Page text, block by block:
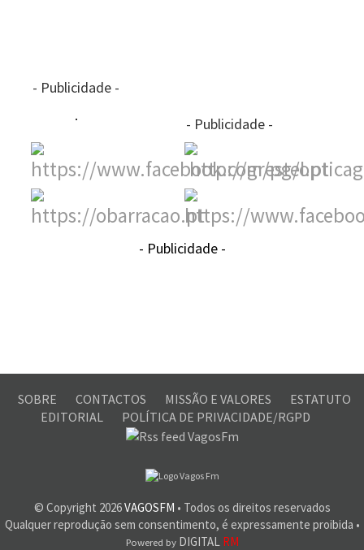
- Publicidade -
- Publicidade -
- Publicidade -
SOBRE CONTACTOS MISSÃO E VALORES
ESTATUTO
EDITORIAL
POLÍTICA DE PRIVACIDADE/RGPD
© Copyright 2026VAGOSFM • Todos os direitos reservados
Qualquer reprodução sem consentimento, é expressamente proibida •
Powered byDIGITAL RM